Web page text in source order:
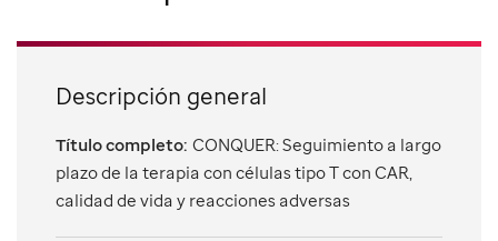
Cómo donar
Descripción general
Título completo: CONQUER: Seguimiento a largo
plazo de la terapia con células tipo T con CAR,
calidad de vida y reacciones adversas